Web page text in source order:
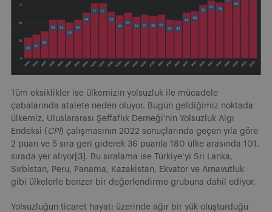
Tüm eksiklikler ise ülkemizin yolsuzluk ile mücadele
çabalarında atalete neden oluyor. Bugün geldiğimiz noktada
ülkemiz, Uluslararası Şeffaflık Derneği’nin Yolsuzluk Algı
Endeksi ( CPI) çalışmasının 2022 sonuçlarında geçen yıla göre
2 puan ve 5 sıra geri giderek 36 puanla 180 ülke arasında 101.
sırada yer alıyor [3] . Bu sıralama ise Türkiye’yi Sri Lanka,
Sırbistan, Peru, Panama, Kazakistan, Ekvator ve Arnavutluk
gibi ülkelerle benzer bir değerlendirme grubuna dahil ediyor.
Yolsuzluğun ticaret hayatı üzerinde ağır bir yük oluşturduğu